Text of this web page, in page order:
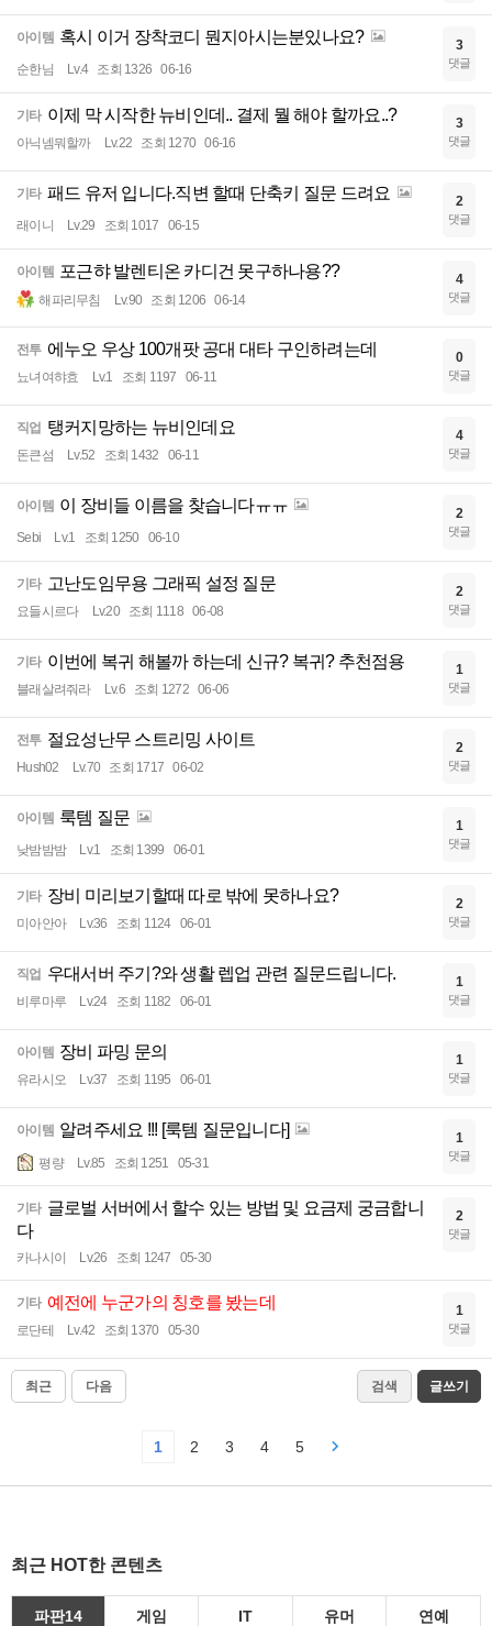
아이템 혹시 이거 장착코디 뭔지아시는분있나요?
순한님 Lv.4 조회 1326 06-16
3
댓글
기타 이제 막 시작한 뉴비인데.. 결제 뭘 해야 할까요..?
아닉넴뭐할까 Lv.22 조회 1270 06-16
3
댓글
기타 패드 유저 입니다.직변 할때 단축키 질문 드려요
래이니 Lv.29 조회 1017 06-15
2
댓글
아이템 포근햐 발렌티온 카디건 못구하나용??
해파리무침 Lv.90 조회 1206 06-14
4
댓글
전투 에누오 우상 100개팟 공대 대타 구인하려는데
뇨녀여햐효 Lv.1 조회 1197 06-11
0
댓글
직업 탱커지망하는 뉴비인데요
돈큰섬 Lv.52 조회 1432 06-11
4
댓글
아이템 이 장비들 이름을 찾습니다ㅠㅠ
Sebi Lv.1 조회 1250 06-10
2
댓글
기타 고난도임무용 그래픽 설정 질문
요들시르다 Lv.20 조회 1118 06-08
2
댓글
기타 이번에 복귀 해볼까 하는데 신규? 복귀? 추천점용
블래살려줘라 Lv.6 조회 1272 06-06
1
댓글
전투 절요성난무 스트리밍 사이트
Hush02 Lv.70 조회 1717 06-02
2
댓글
아이템 룩템 질문
낮밤밤밤 Lv.1 조회 1399 06-01
1
댓글
기타 장비 미리보기할때 따로 밖에 못하나요?
미아안아 Lv.36 조회 1124 06-01
2
댓글
직업 우대서버 주기?와 생활 렙업 관련 질문드립니다.
비루마루 Lv.24 조회 1182 06-01
1
댓글
아이템 장비 파밍 문의
유라시오 Lv.37 조회 1195 06-01
1
댓글
아이템 알려주세요 !!! [룩템 질문입니다]
평량 Lv.85 조회 1251 05-31
1
댓글
기타 글로벌 서버에서 할수 있는 방법 및 요금제 궁금합니
다
카나시이 Lv.26 조회 1247 05-30
2
댓글
기타 예전에 누군가의 칭호를 봤는데
로단테 Lv.42 조회 1370 05-30
1
댓글
최근 다음 검색 글쓰기
1 2 3 4 5
최근 HOT한 콘텐츠
파판14 게임 IT 유머 연예